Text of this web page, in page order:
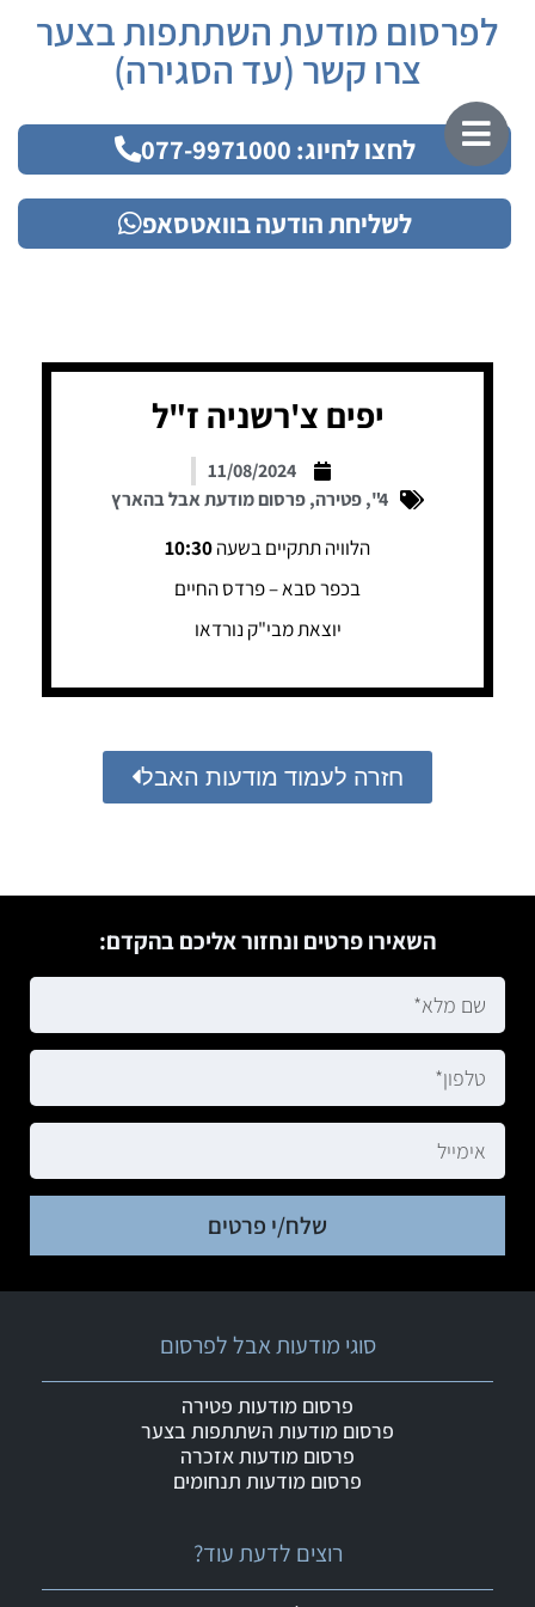
לפרסום מודעת השתתפות בצער
צרו קשר (עד הסגירה)
לחצו לחיוג: 077-9971000
לשליחת הודעה בוואטסאפ
יפים צ'רשניה ז"ל
11/08/2024
4"
,פטירה,פרסום מודעת אבל בהארץ
הלוויה תתקיים בשעה10:30
בכפר סבא – פרדס החיים
יוצאת מבי"ק נורדאו
חזרה לעמוד מודעות האבל
השאירו פרטים ונחזור אליכם בהקדם:
שלח/י פרטים
רוצים לדעת עוד?
סוגי מודעות אבל לפרסום
פרסום מודעות פטירה
פרסום מודעות השתתפות בצער
פרסום מודעות אזכרה
פרסום מודעות תנחומים